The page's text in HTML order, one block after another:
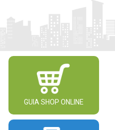
GUIA SHOP ONLINE